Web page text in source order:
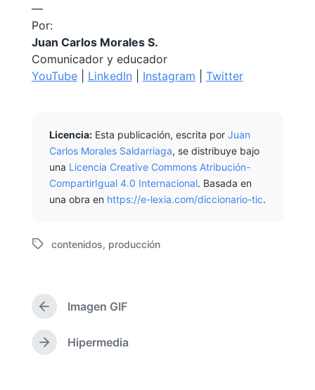
—
Por:
Juan Carlos Morales S.
Comunicador y educador
YouTube| LinkedIn| Instagram Twitter
Licencia:Esta publicación, escrita por Juan
Carlos Morales Saldarriaga, se distribuye bajo
una Licencia Creative Commons Atribución-
CompartirIgual 4.0 Internacional. Basada en
una obra en https://e-lexia.com/diccionario-tic.
E
q
u
t
a
contenidos, producción
E
n
t
r
Imagen GIF
E
Hipermedia